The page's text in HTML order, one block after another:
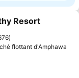
favoris
Resort
flottant d'Amphawa